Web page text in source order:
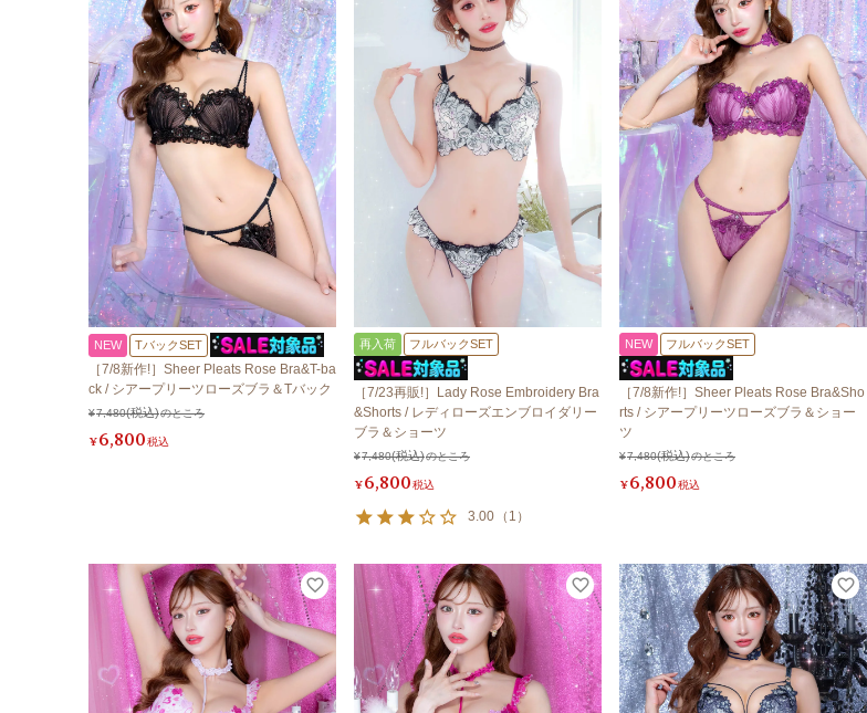
NEW TバックSET
［7/8新作!］Sheer Pleats Rose Bra&T-ba
ck / シアープリーツローズブラ＆Tバック
¥7,480 のところ
¥6,800税込
再入荷 フルバックSET
［7/23再販!］Lady Rose Embroidery Bra
&Shorts / レディローズエンブロイダリー
ブラ＆ショーツ
¥7,480 のところ
¥6,800税込
3.00 （ 1 ）
NEW フルバックSET
［7/8新作!］Sheer Pleats Rose Bra&Sho
rts / シアープリーツローズブラ＆ショー
ツ
¥7,480 のところ
¥6,800税込